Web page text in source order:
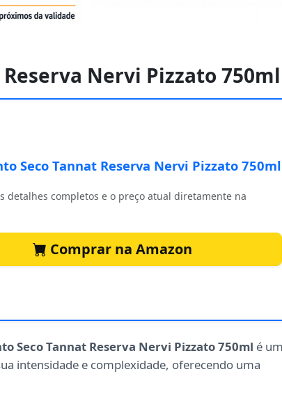
Nervi Pizzato 750ml
Seco Tannat Reserva Nervi Pizzato 750ml
detalhes completos e o preço atual diretamente na
Comprar na Amazon
Seco Tannat Reserva Nervi Pizzato 750ml é
intensidade e complexidade, oferecendo uma